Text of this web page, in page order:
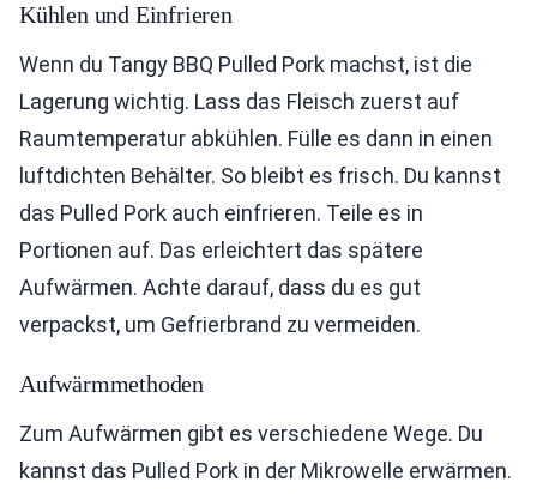
Kühlen und Einfrieren
Wenn du Tangy BBQ Pulled Pork machst, ist die
Lagerung wichtig. Lass das Fleisch zuerst auf
Raumtemperatur abkühlen. Fülle es dann in einen
luftdichten Behälter. So bleibt es frisch. Du kannst
das Pulled Pork auch einfrieren. Teile es in
Portionen auf. Das erleichtert das spätere
Aufwärmen. Achte darauf, dass du es gut
verpackst, um Gefrierbrand zu vermeiden.
Aufwärmmethoden
Zum Aufwärmen gibt es verschiedene Wege. Du
kannst das Pulled Pork in der Mikrowelle erwärmen.